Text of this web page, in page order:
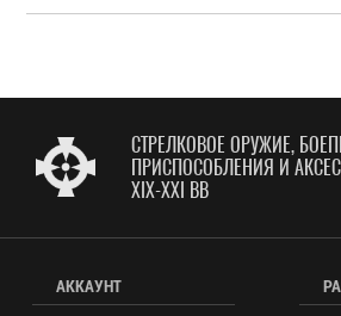
СТРЕЛКОВОЕ ОРУЖИЕ,
ПРИСПОСОБЛЕНИЯ И
XIX-XXI ВВ
АККАУНТ